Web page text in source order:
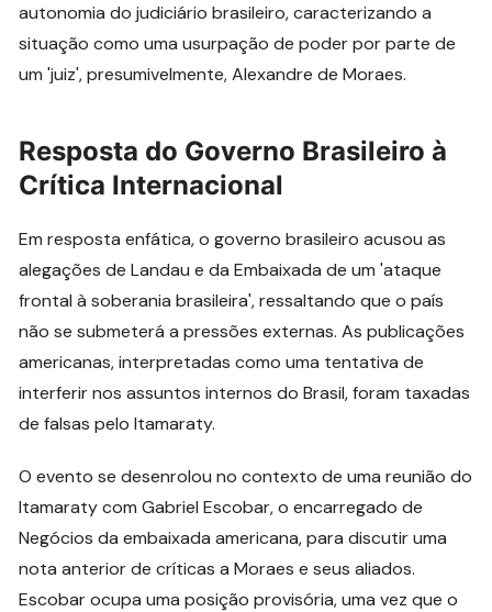
autonomia do judiciário brasileiro, caracterizando a
situação como uma usurpação de poder por parte de
um 'juiz', presumivelmente, Alexandre de Moraes.
Resposta do Governo Brasileiro à
Crítica Internacional
Em resposta enfática, o governo brasileiro acusou as
alegações de Landau e da Embaixada de um 'ataque
frontal à soberania brasileira', ressaltando que o país
não se submeterá a pressões externas. As publicações
americanas, interpretadas como uma tentativa de
interferir nos assuntos internos do Brasil, foram taxadas
de falsas pelo Itamaraty.
O evento se desenrolou no contexto de uma reunião do
Itamaraty com Gabriel Escobar, o encarregado de
Negócios da embaixada americana, para discutir uma
nota anterior de críticas a Moraes e seus aliados.
Escobar ocupa uma posição provisória, uma vez que o